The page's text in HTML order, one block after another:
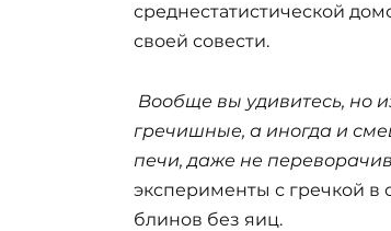
среднестатистической
своей совести.
Вообще вы удивитесь, но
гречишные, а иногда и
печи, даже не
эксперименты с гречкой в
блинов без яиц.